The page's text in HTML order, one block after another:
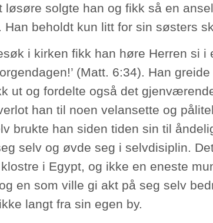
løsøre solgte han og fikk så en
Han beholdt kun litt for sin søsters
i kirken fikk han høre Herren si i
(Matt. 6:34). Han
ut og fordelte også det
han til noen velansette og
brukte han siden tiden sin til
selv og øvde seg i selvdisiplin.
i Egypt, og ikke en eneste
en som ville gi akt på seg selv
langt fra sin egen by.